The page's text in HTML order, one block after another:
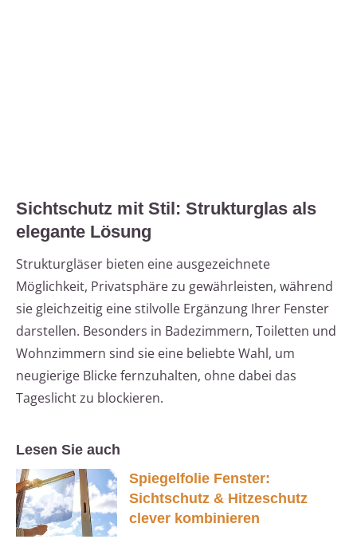
Sichtschutz mit Stil: Strukturglas als
elegante Lösung
Strukturgläser bieten eine ausgezeichnete
Möglichkeit, Privatsphäre zu gewährleisten, während
sie gleichzeitig eine stilvolle Ergänzung Ihrer Fenster
darstellen. Besonders in Badezimmern, Toiletten und
Wohnzimmern sind sie eine beliebte Wahl, um
neugierige Blicke fernzuhalten, ohne dabei das
Tageslicht zu blockieren.
Lesen Sie auch
Spiegelfolie Fenster:
Sichtschutz & Hitzeschutz
clever kombinieren